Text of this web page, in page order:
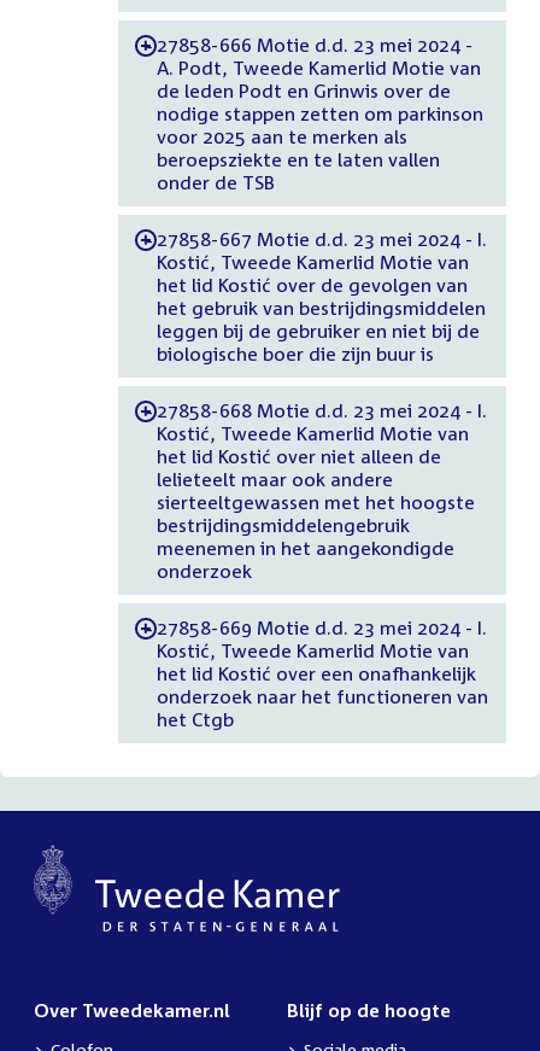
-27858-666 Motie d.d. 23 mei 2024 -
A. Podt, Tweede Kamerlid Motie van
de leden Podt en Grinwis over de
nodige stappen zetten om parkinson
voor 2025 aan te merken als
beroepsziekte en te laten vallen
onder de TSB
-27858-667 Motie d.d. 23 mei 2024 - I.
Kostić, Tweede Kamerlid Motie van
het lid Kostić over de gevolgen van
het gebruik van bestrijdingsmiddelen
leggen bij de gebruiker en niet bij de
biologische boer die zijn buur is
-27858-668 Motie d.d. 23 mei 2024 - I.
Kostić, Tweede Kamerlid Motie van
het lid Kostić over niet alleen de
lelieteelt maar ook andere
sierteeltgewassen met het hoogste
bestrijdingsmiddelengebruik
meenemen in het aangekondigde
onderzoek
-27858-669 Motie d.d. 23 mei 2024 - I.
Kostić, Tweede Kamerlid Motie van
het lid Kostić over een onafhankelijk
onderzoek naar het functioneren van
het Ctgb
Over Tweedekamer.nl Blijf op de hoogte